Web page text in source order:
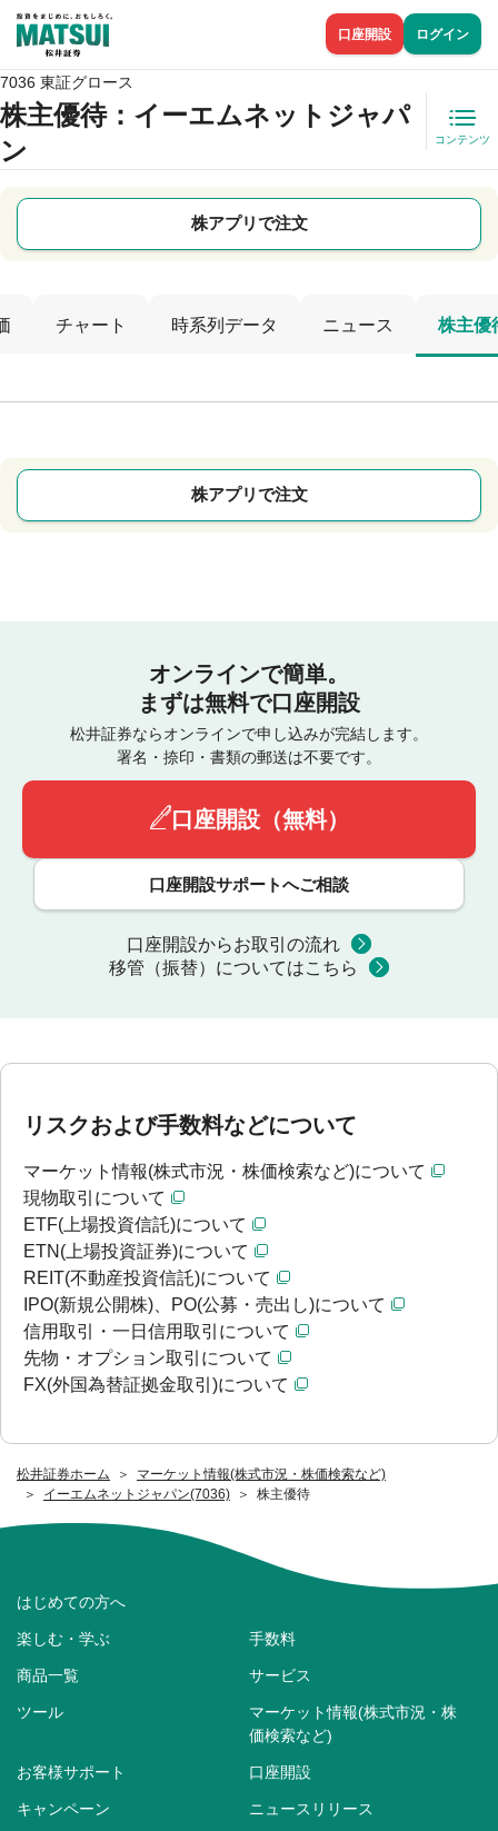
口座開設 ログイン
松井証券ホーム
マーケット情報(株式市況・株価検索など)
イーエムネットジャパン(7036)
株主優待
7036 東証グロース
株主優待：イーエムネットジャパ
ン
コンテンツ
株アプリで注文
チャート 時系列データ ニュース 株主優
株アプリで注文
オンラインで簡単。
まずは無料で口座開設
松井証券ならオンラインで申し込みが完結します。
署名・捺印・書類の郵送は不要です。
口座開設（無料）
口座開設サポートへご相談
口座開設からお取引の流れ
移管（振替）についてはこちら
リスクおよび手数料などについて
マーケット情報(株式市況・株価検索など)について
現物取引について
ETF(上場投資信託)について
ETN(上場投資証券)について
REIT(不動産投資信託)について
IPO(新規公開株)、PO(公募・売出し)について
信用取引・一日信用取引について
先物・オプション取引について
FX(外国為替証拠金取引)について
はじめての方へ
楽しむ・学ぶ 手数料
商品一覧 サービス
ツール
マーケット情報(株式市況・株
価検索など)
お客様サポート 口座開設
キャンペーン ニュースリリース